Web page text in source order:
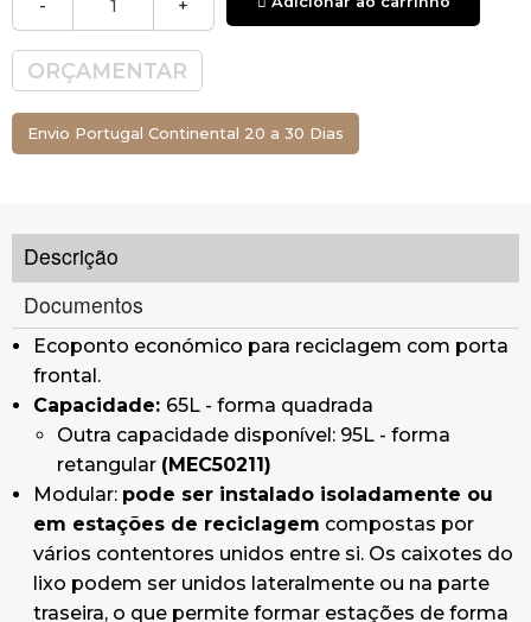
do lixo podem ser unidos lateralmente ou na
parte traseira, o que permite formar estações
de forma alongada ou quadrada (elemento de
união entre caixotes fornecido com o caixote
do lixo).
Acesso ao interior para esvaziamento através
de porta frontal com fechadura magnética
a requisitos mínimos de encomenda).
Sistemas de recolha: anel de retenção do
saco fixado e articulado ao corpo (com acesso
ao anel a partir da tampa superior articulada).
Opcional:balde metálico interior com
elástico para garantir a fixação do saco.
Tamanho de abertura do caixote do lixo
disponível: 14x14cm (abertura pequena)
Opcional:19x19cm (abertura grande)
Rodapé integrado no caixote do lixo.
- +
ORÇAMENTAR
Envio Portugal Continental 20 a 30 Dias
Descrição
Documentos
Ecoponto económico para reciclagem com porta
frontal.
Capacidade: 65L - forma quadrada
Outra capacidade disponível: 95L - forma
retangular (MEC50211)
Modular: pode ser instalado isoladamente ou
em estações de reciclagem compostas por
vários contentores unidos entre si. Os caixotes do
lixo podem ser unidos lateralmente ou na parte
traseira, o que permite formar estações de forma